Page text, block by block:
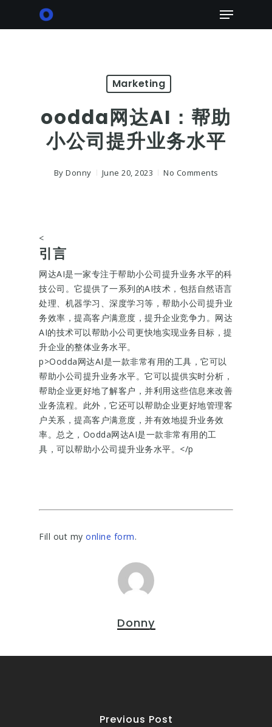
Menu
Marketing
oodda网达AI：帮助
小公司提升业务水平
By Donny June 20, 2023 No Comments
<
引言
网达AI是一家专注于帮助小公司提升业务水平的科
技公司。它提供了一系列的AI技术，包括自然语言
处理、机器学习、深度学习等，帮助小公司提升业
务效率，提高客户满意度，提升企业竞争力。网达
AI的技术可以帮助小公司更快地实现业务目标，提
升企业的整体业务水平。
p>Oodda网达AI是一款非常有用的工具，它可以
帮助小公司提升业务水平。它可以提供实时分析，
帮助企业更好地了解客户，并利用这些信息来改善
业务流程。此外，它还可以帮助企业更好地管理客
户关系，提高客户满意度，并有效地提升业务效
率。总之，Oodda网达AI是一款非常有用的工
具，可以帮助小公司提升业务水平。</p
Fill out my online form.
Donny
Previous Post